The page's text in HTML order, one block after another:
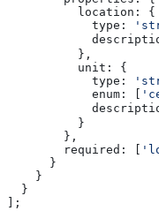
          location:
{
            type:
          },
          unit:
{
            type:
            enum:
          }
        },
        required:
      }
    }
  }
];